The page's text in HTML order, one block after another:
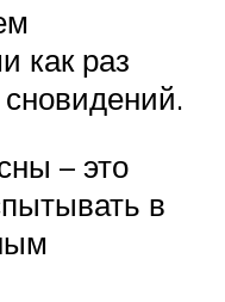
как раз
– это
в